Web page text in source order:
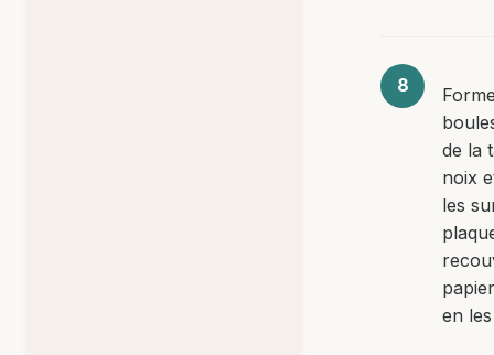
de la
noix
les
en